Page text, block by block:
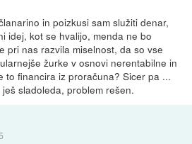
in poizkusi sam služiti denar,
idej, kot se hvalijo, menda ne bo
pri nas razvila miselnost, da so vse
žurke v osnovi nerentabilne in
to financira iz proračuna? Sicer pa ...
sladoleda, problem rešen.